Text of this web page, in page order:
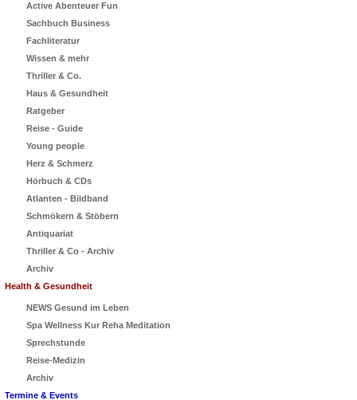
Active Abenteuer Fun
Sachbuch Business
Fachliteratur
Wissen & mehr
Thriller & Co.
Haus & Gesundheit
Ratgeber
Reise - Guide
Young people
Herz & Schmerz
Hörbuch & CDs
Atlanten - Bildband
Schmökern & Stöbern
Antiquariat
Thriller & Co - Archiv
Archiv
Health & Gesundheit
NEWS Gesund im Leben
Spa Wellness Kur Reha Meditation
Sprechstunde
Reise-Medizin
Archiv
Termine & Events